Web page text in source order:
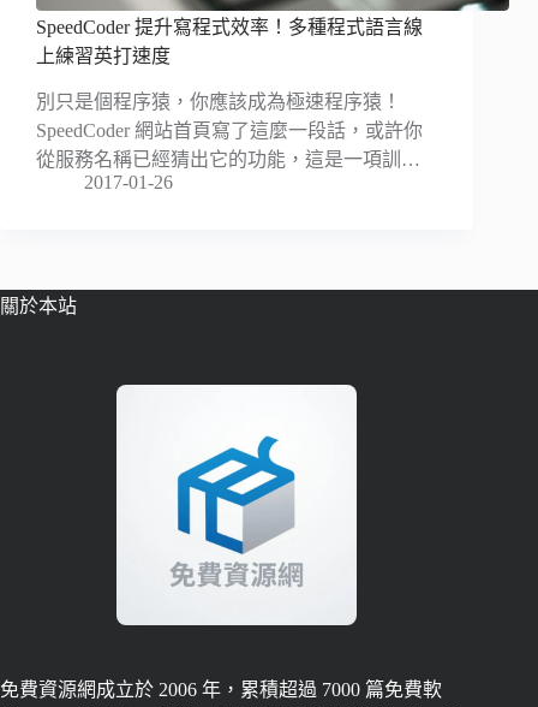
SpeedCoder 提升寫程式效率！多種程式語言線
上練習英打速度
別只是個程序猿，你應該成為極速程序猿！
SpeedCoder 網站首頁寫了這麼一段話，或許你
從服務名稱已經猜出它的功能，這是一項訓…
2017-01-26
關於本站
免費資源網成立於 2006 年，累積超過 7000 篇免費軟